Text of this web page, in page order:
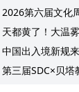
议会一项动议谈起
2026第六届文化
务提质升级
天都黄了！大温
质量预警 最高可
中国出入境新规
中介迎来最强监
第三届SDC×贝